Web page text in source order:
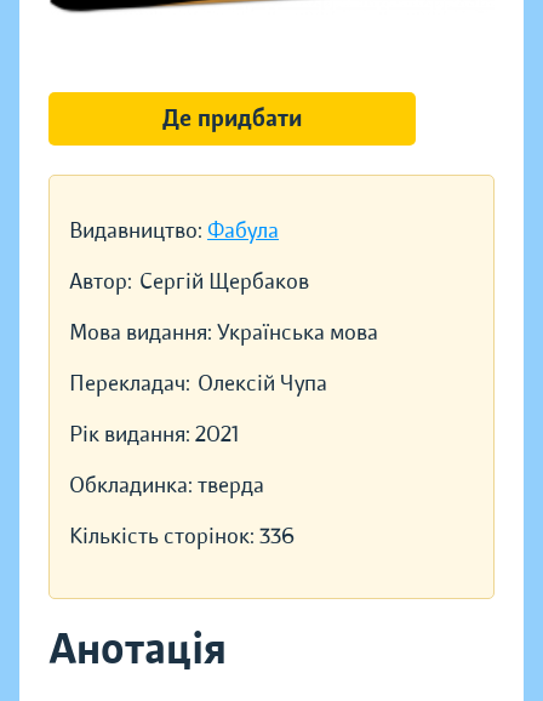
Видавництво: Фабула
Автор: Сергій Щербаков
Мова видання: Українська мова
Перекладач: Олексій Чупа
Рік видання: 2021
Обкладинка: тверда
Кількість сторінок: 336
Анотація
Де придбати